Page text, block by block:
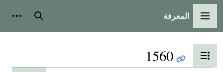
القائمة الرئيسية
المعرفة بحث
تبديل عرض جدول المحتويات
1560